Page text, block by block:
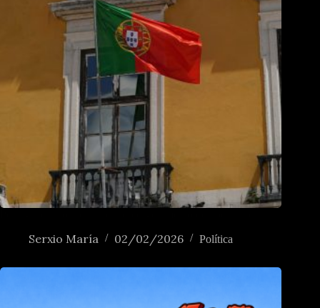
Serxio María 02/02/2026 Política